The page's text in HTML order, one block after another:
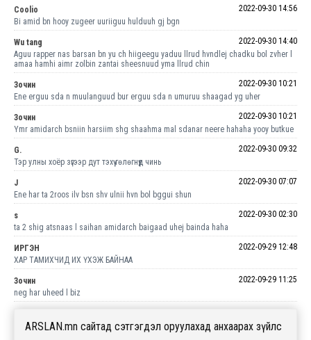
Coolio
2022-09-30 14:56
Bi amid bn hooy zugeer uuriiguu hulduuh gj bgn
Wu tang
2022-09-30 14:40
Aguu rapper nas barsan bn yu ch hiigeegu yaduu llrud hvndlej chadku bol zvher l
amaa hamhi aimr zolbin zantai sheesnuud yma llrud chin
Зочин
2022-09-30 10:21
Ene erguu sda n muulanguud bur erguu sda n umuruu shaagad yg uher
Зочин
2022-09-30 10:21
Ymr amidarch bsniin harsiim shg shaahma mal sdanar neere hahaha yooy butkue
G.
2022-09-30 09:32
Тэр улны хоёр зүгээр дут тэхүү гөлөгнүүд чинь
J
2022-09-30 07:07
Ene har ta 2roos ilv bsn shv ulnii hvn bol bggui shun
s
2022-09-30 02:30
ta 2 shig atsnaas l saihan amidarch baigaad uhej bainda haha
ИРГЭН
2022-09-29 12:48
ХАР ТАМИХЧИД ИХ ҮХЭЖ БАЙНАА
Зочин
2022-09-29 11:25
neg har uheed l biz
ARSLAN.mn сайтад сэтгэгдэл оруулахад анхаарах зүйлс